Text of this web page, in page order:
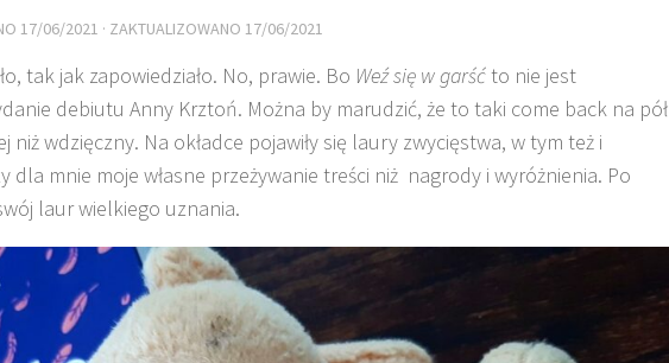
17/06/2021 · ZAKTUALIZOWANO 17/06/2021
tak jak zapowiedziało. No, prawie. Bo Weź się w garśćto nie jest
debiutu Anny Krztoń. Można by marudzić, że to taki come back na pół
niż wdzięczny. Na okładce pojawiły się laury zwycięstwa, w tym też i
dla mnie moje własne przeżywanie treści niż nagrody i wyróżnienia. Po
laur wielkiego uznania.